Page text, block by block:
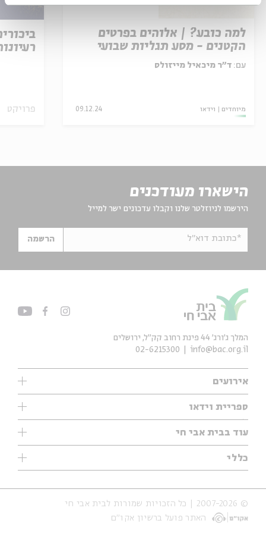
למה כובע? | אלוהים בפרטים
הקטנים - מסע תגליות שבועי
בעולם האמנותעם: ד"ר מיכאיל מייזולס
מיוחדים וידאו 09.12.24 פרויקט
הישארו מעודכנים
הירשמו לניוזלטר שלנו וקבלו עדכונים ישר למייל
*כתובת דוא"ל הרשמה
אירועים
עיון
אנגלית
נוער
סדרות
אירועי עבר
אירועים בירושלים
ספריית וידאו
ילדים
מוזיקה
עיון
מיוחדים
עוד בבית אבי חי
תערוכות
מיוחדים
כללי
אודות
הצהרת נגישות
תנאי שימוש והצהרת פרטיות
המלך ג'ורג' 44 פינת רחוב קק״ל, ירושלים
info@bac.org.il
02-6215300
© 2007-2026 | כל הזכויות שמורות לבית אבי חי
האתר פועל ברשיון אקו״ם